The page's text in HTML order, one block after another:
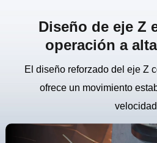
Diseño de eje Z
operación a
El diseño reforzado del eje Z
ofrece un movimiento